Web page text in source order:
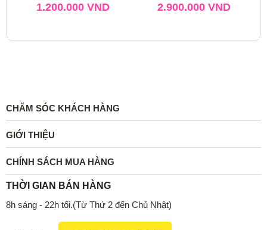
1.200.000 VND 2.900.000 VND
CHĂM SÓC KHÁCH HÀNG
GIỚI THIỆU
CHÍNH SÁCH MUA HÀNG
THỜI GIAN BÁN HÀNG
8h sáng - 22h tối.(Từ Thứ 2 đến Chủ Nhật)